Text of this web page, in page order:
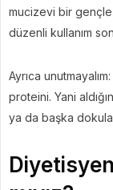
mucizevi bir
düzenli kullanım
Ayrıca
proteini. Yani
ya da başka